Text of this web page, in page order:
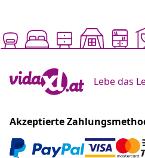
Lebe das
Akzeptierte